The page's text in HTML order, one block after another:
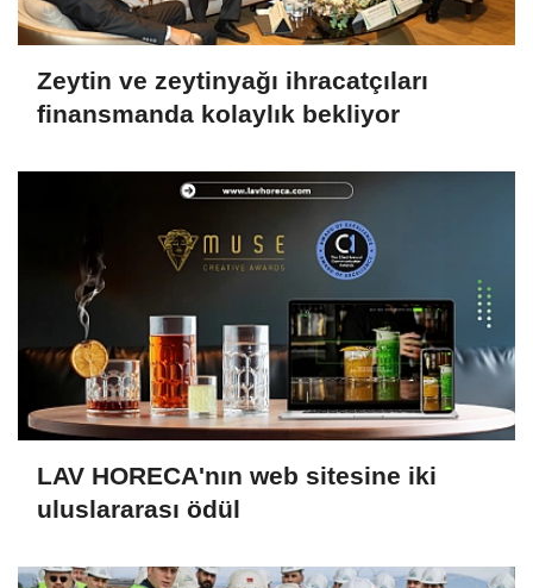
Zeytin ve zeytinyağı ihracatçıları
finansmanda kolaylık bekliyor
LAV HORECA'nın web sitesine iki
uluslararası ödül